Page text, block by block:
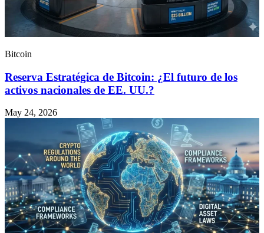
Bitcoin
Reserva Estratégica de Bitcoin: ¿El futuro de los
activos nacionales de EE. UU.?
May 24, 2026